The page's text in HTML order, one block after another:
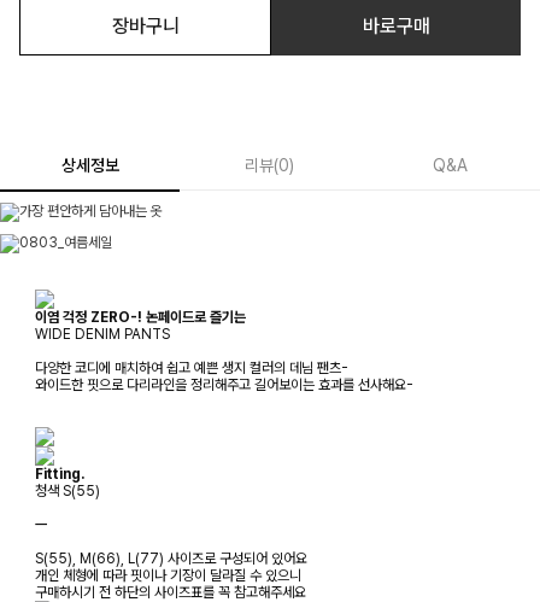
장바구니 바로구매
상세정보 리뷰(0) Q&A
이염 걱정 ZERO-! 논페이드로 즐기는
WIDE DENIM PANTS
다양한 코디에 매치하여 쉽고 예쁜 생지 컬러의 데님 팬츠-
와이드한 핏으로 다리라인을 정리해주고 길어보이는 효과를 선사해요-
Fitting.
청색 S(55)
ㅡ
S(55), M(66), L(77) 사이즈로 구성되어 있어요
개인 체형에 따라 핏이나 기장이 달라질 수 있으니
구매하시기 전 하단의 사이즈표를 꼭 참고해주세요